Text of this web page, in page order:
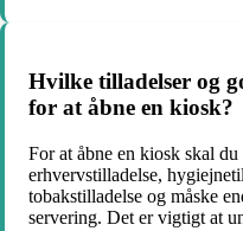
Hvilke tilladelser og
for at åbne en kiosk?
For at åbne en kiosk skal
erhvervstilladelse,
tobakstilladelse og måske
servering. Det er vigtigt at